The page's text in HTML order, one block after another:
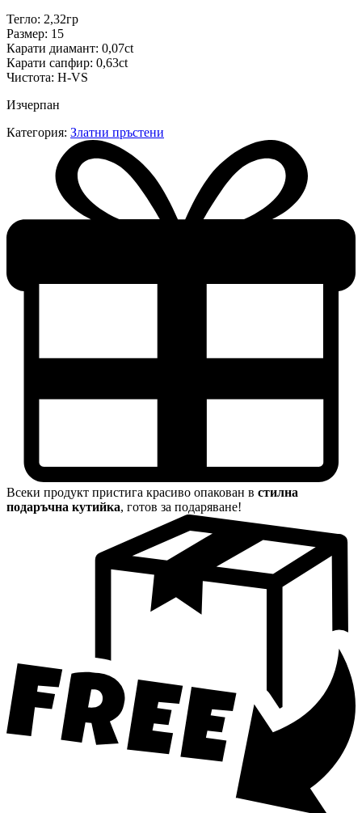
Тегло: 2,32гр
Размер: 15
Карати диамант: 0,07ct
Карати сапфир: 0,63ct
Чистота: H-VS
Изчерпан
Категория: Златни пръстени
Всеки продукт пристига красиво опакован в стилна
подаръчна кутийка, готов за подаряване!